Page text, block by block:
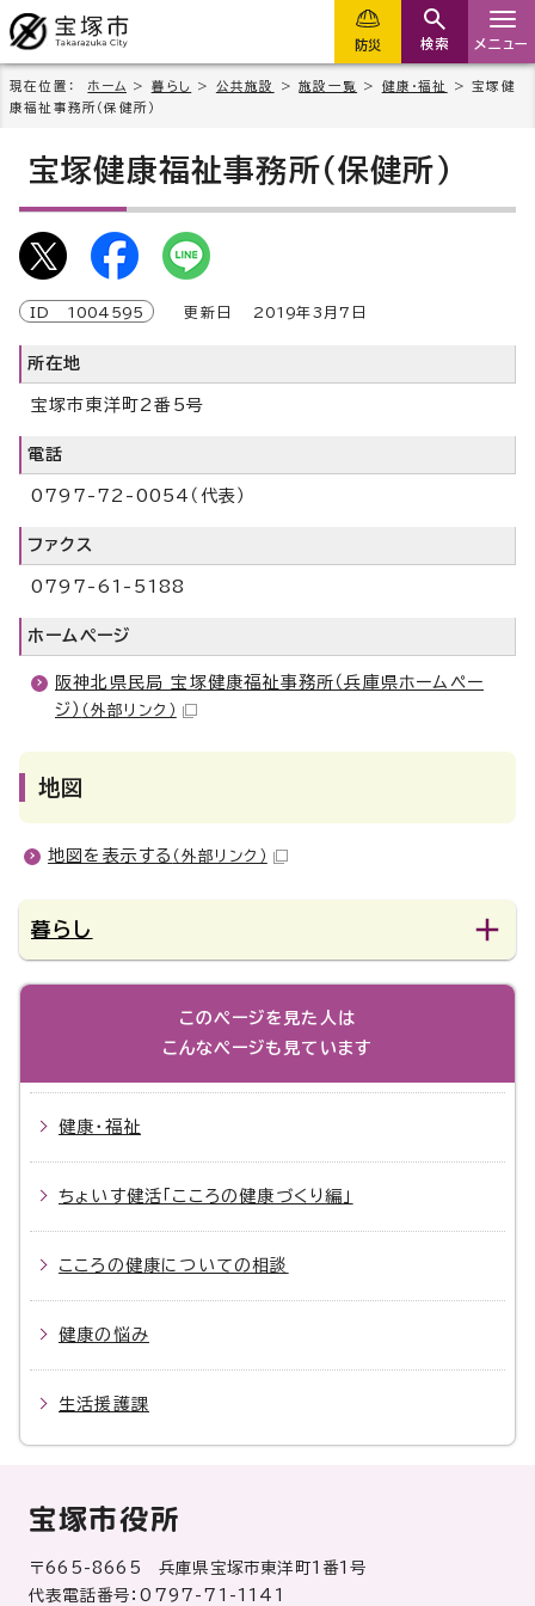
防災 検索 メニュー
現在位置： ホーム > 暮らし > 公共施設 >施設一覧 > 健康・福祉
> 宝塚健
康福祉事務所（保健所）
宝塚健康福祉事務所（保健所）
ID 1004595 更新日 2019年3月7日
所在地
宝塚市東洋町2番5号
電話
0797-72-0054（代表）
ファクス
0797-61-5188
ホームページ
阪神北県民局 宝塚健康福祉事務所（兵庫県ホームペー
ジ） （外部リンク）
地図
地図を表示する （外部リンク）
暮らし
このページを見た人は
こんなページも見ています
健康・福祉
ちょいす健活「こころの健康づくり編」
こころの健康についての相談
健康の悩み
生活援護課
宝塚市役所
〒665-8665 兵庫県宝塚市東洋町1番1号
代表電話番号：0797-71-1141